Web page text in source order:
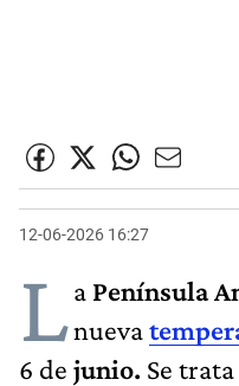
12-06-2026 16:27
La Península
nueva
6 de junio. Se